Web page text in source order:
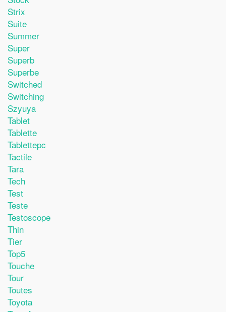
Strix
Suite
Summer
Super
Superb
Superbe
Switched
Switching
Szyuya
Tablet
Tablette
Tablettepc
Tactile
Tara
Tech
Test
Teste
Testoscope
Thin
Tier
Top5
Touche
Tour
Toutes
Toyota